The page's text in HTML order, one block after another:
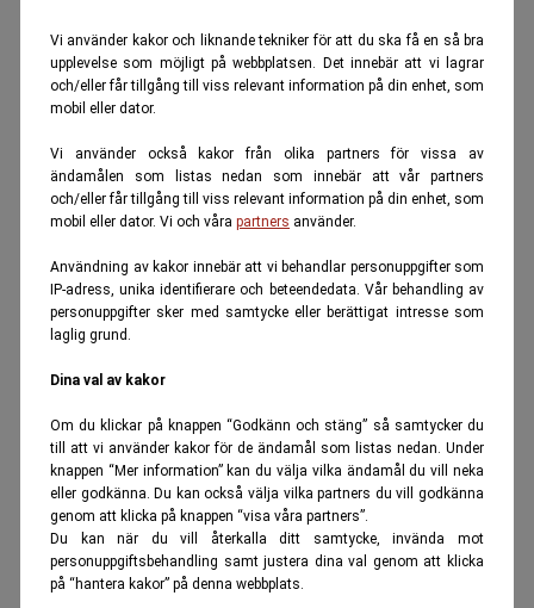
Vi använder kakor och liknande tekniker för att du ska få en så bra
upplevelse som möjligt på webbplatsen. Det innebär att vi lagrar
och/eller får tillgång till viss relevant information på din enhet, som
mobil eller dator.
Vi använder också kakor från olika partners för vissa av
ändamålen som listas nedan som innebär att vår partners
och/eller får tillgång till viss relevant information på din enhet, som
mobil eller dator. Vi och våra partners använder.
Användning av kakor innebär att vi behandlar personuppgifter som
IP-adress, unika identifierare och beteendedata. Vår behandling av
personuppgifter sker med samtycke eller berättigat intresse som
laglig grund.
Dina val av kakor
Om du klickar på knappen “Godkänn och stäng” så samtycker du
till att vi använder kakor för de ändamål som listas nedan. Under
knappen “Mer information” kan du välja vilka ändamål du vill neka
eller godkänna. Du kan också välja vilka partners du vill godkänna
genom att klicka på knappen “visa våra partners”.
Du kan när du vill återkalla ditt samtycke, invända mot
personuppgiftsbehandling samt justera dina val genom att klicka
på “hantera kakor” på denna webbplats.